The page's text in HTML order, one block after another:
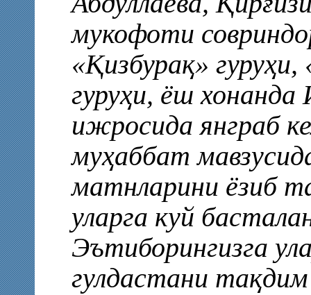
мукофоти
«Қизбурақ»
гуруҳи, ёш
ижросида янграб
муҳаббат
матнларини ёзиб
уларга куй
Эътиборингизга
гулдастани